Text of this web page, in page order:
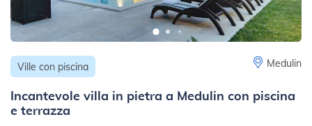
Ville con piscina Medulin
Incantevole villa in pietra a Medulin con piscina
e terrazza